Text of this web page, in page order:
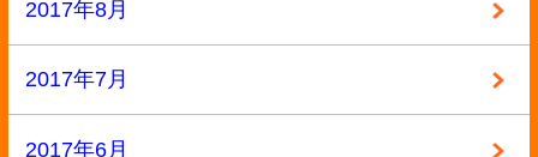
2015年9月
2015年8月